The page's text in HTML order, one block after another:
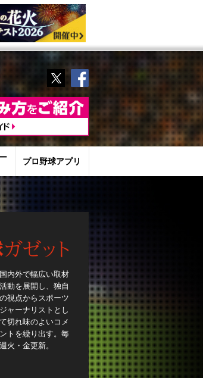
TwitterFacebook
プロ野球アプリ
国内外で幅広い取材
活動を展開し、独自
の視点からスポーツ
ジャーナリストとし
て切れ味のよいコメ
ントを繰り出す。毎
週火・金更新。